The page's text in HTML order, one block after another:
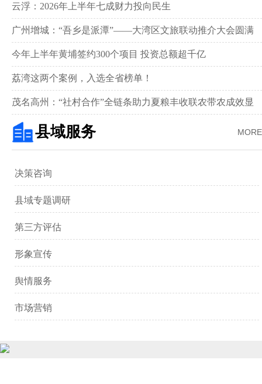
新画卷‌
云浮：2026年上半年七成财力投向民生
广州增城：“吾乡是派潭”——大湾区文旅联动推介大会圆满
举行
今年上半年黄埔签约300个项目 投资总额超千亿
荔湾这两个案例，入选全省榜单！
茂名高州：“社村合作”全链条助力夏粮丰收联农带农成效显
著‌
MORE
县域服务
决策咨询
县域专题调研
第三方评估
形象宣传
舆情服务
市场营销